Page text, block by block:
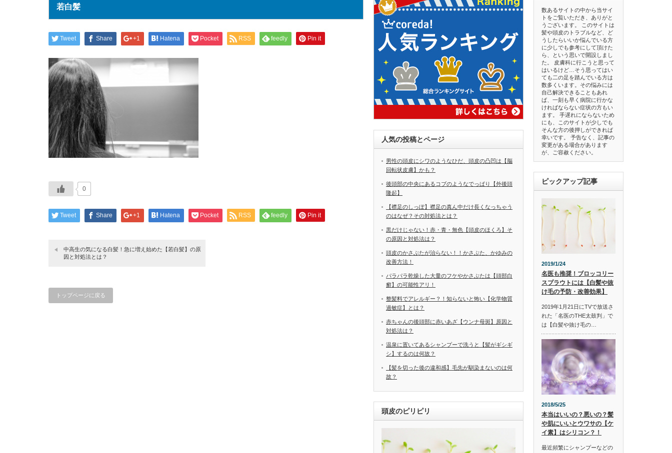
若白髪
Tweet Share +1 Hatena Pocket RSS feedly Pin it
0
Tweet Share +1 Hatena Pocket RSS feedly Pin it
中高生の気になる白髪！急に増え始めた【若白髪】の原
因と対処法とは？
トップページに戻る
人気の投稿とページ
男性の頭皮にシワのようなひだ、頭皮の凸凹は【脳
回転状皮膚】かも？
後頭部の中央にあるコブのようなでっぱり【外後頭
隆起】
【襟足のしっぽ】襟足の真ん中だけ長くなっちゃう
のはなぜ？その対処法とは？
黒だけじゃない！赤・青・無色【頭皮のほくろ】そ
の原因と対処法は？
頭皮のかさぶたが治らない！！かさぶた、かゆみの
改善方法！
パラパラ乾燥した大量のフケやかさぶたは【頭部白
癬】の可能性アリ！
整髪料でアレルギー？！知らないと怖い【化学物質
過敏症】とは？
赤ちゃんの後頭部に赤いあざ【ウンナ母斑】原因と
対処法は？
温泉に置いてあるシャンプーで洗うと【髪がギシギ
シ】するのは何故？
【髪を切った後の違和感】毛先が馴染まないのは何
故？
頭皮のピリピリ
数あるサイトの中から当サイ
トをご覧いただき、ありがと
うございます。 このサイトは
髪や頭皮のトラブルなど、ど
うしたらいいか悩んでいる方
に少しでも参考にして頂けた
ら、という思いで開設しまし
た。 皮膚科に行こうと思って
はいるけど…そう思ってはい
ても二の足を踏んでいる方は
数多くいます。その悩みには
自己解決できることもあれ
ば、一刻も早く病院に行かな
ければならない症状の方もい
ます。 手遅れにならないため
にも、このサイトが少しでも
そんな方の後押しができれば
幸いです。 予告なく、記事の
変更がある場合があります
が、ご容赦ください。
ピックアップ記事
2019/1/24
名医も推奨！ブロッコリー
スプラウトには【白髪や抜
け毛の予防・改善効果】
2019年1月21日にTVで放送さ
れた「名医のTHE太鼓判」で
は【白髪や抜け毛の…
2018/5/25
本当はいいの？悪いの？髪
や肌にいいとウワサの【ケ
イ素】はシリコン？！
最近頻繁にシャンプーなどの